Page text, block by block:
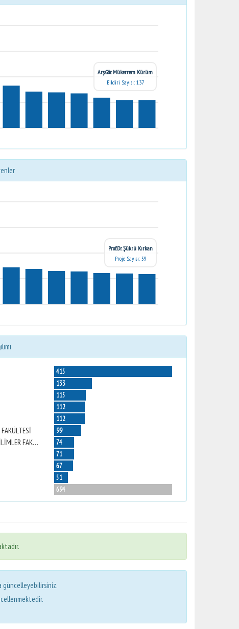
Arş.Gör. Mükerrem Kürüm
Bildiri Sayısı: 137
Prof.Dr. Şükrü Kırkan
Proje Sayısı: 59
NAZİLLİ İKTİSADİ VE İDARİ BİLİMLER FAKÜLTESİ
415
133
115
112
112
99
74
71
67
51
694
güncelleyebilirsiniz.